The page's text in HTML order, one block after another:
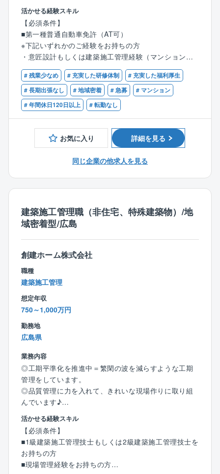
■職務内容：
賃貸マンションのリフォーム・分譲マンション・ビル
の修繕工事における企画設計・コンサルティング業務
を行っていただきます。
現場常駐はなく発注者側として、修繕工事の企画設
計・コンサルティング・工事監理がメインになりま
す。
【具体的には】
◇原状回復管理
1. 原状回復工事及び工事監理
2. 模様替え・リフォーム工事全般
3. 上記工事におけるデザインコンサルティング
◇コンストラクションマネジメント
2. 大規模改修工事のコンサルティング
4. 建築基準法による特殊建築物調査報告書作成
オーナー様の大切な建物を長期に維持するため、実績
と経験を活かした計画的な修繕をご提案します。
最小限の経費で修繕を行い、引き渡し後も専門スタッ
フによるアフター点検・ご報告を実施します。
◇建築工事
1. ビル・マンションの大規模改修工事
2. 店舗・テナントの新築・改修工事
3. ビル・マンションの設備更新工事
◎抜群の働きやすさ
家庭や自分時間を大切にしながら就業可能！
・土日祝休み・年休126日・フレックス制導入・内勤5
割
・時短勤務制度や産休・育休制度充実◎
す。
・就業場所は広島営業所となりますが現場常駐はな
く、工事監理がメインになります。オフィスワークも
ございます。
・理事会出席のため休日出勤の可能性がございます
活かせる経験スキル
【必須条件】
■第一種普通自動車免許（AT可）
※下記いずれかのご経験をお持ちの方
・意匠設計もしくは建築施工管理経験（マンション・
ビル経験がある方）
・大規模修繕工事の施工監理・設計監理経験
【歓迎条件】
・建築施工管理技士もしくは建築士資格
# 残業少なめ # 充実した研修体制
# 充実した福利厚生
# 長期出張なし
# 地域密着 # 急募
# マンション
# 年間休日120日以上
# 転勤なし
お気に入り 詳細を見る
同じ企業の他求人を見る
建築施工管理職（非住宅、特殊建築物）/地
域密着型/広島
創建ホーム株式会社
職種
建築施工管理
想定年収
750～1,000万円
勤務地
広島県
業務内容
◎工期平準化を推進中＝繁閑の波を減らすような工期
管理をしています。
◎品質管理に力を入れて、きれいな現場作りに取り組
んでいます♪
◎面接は20時開始/オンラインも対応可能です。
【業務内容】
建築現場管理全般を担当します。
非住宅/特殊建築物の管理
JV参加あり(広島県内)
活かせる経験スキル
【必須条件】
■1級建築施工管理技士もしくは2級建築施工管理技士を
お持ちの方
■現場管理経験をお持ちの方